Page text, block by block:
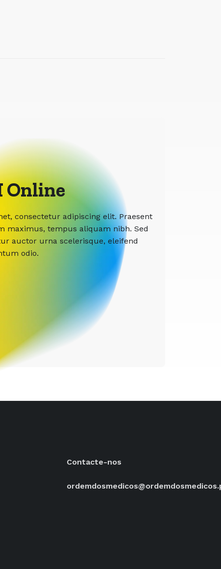
Online
consectetur adipiscing elit. Praesent
maximus, tempus aliquam nibh. Sed
auctor urna scelerisque, eleifend
odio.
Contacte-nos